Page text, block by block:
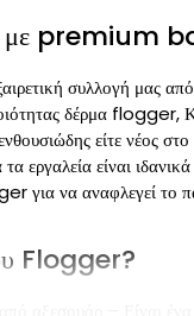
με
συλλογή μας
δέρμα flogger,
είτε νέος
εργαλεία είναι
για να αναφλεγεί το
Flogger?